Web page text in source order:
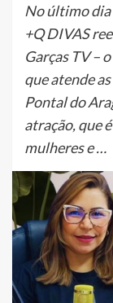
No último dia
+Q DIVAS
Garças TV –
que atende
Pontal do
atração, que
mulheres e …